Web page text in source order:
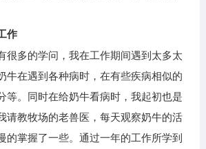
作
多的学问，我在工作期间遇到太多太
牛在遇到各种病时，在有些疾病相似的
等。同时在给奶牛看病时，我起初也是
请教牧场的老兽医，每天观察奶牛的活
的掌握了一些。通过一年的工作所学到